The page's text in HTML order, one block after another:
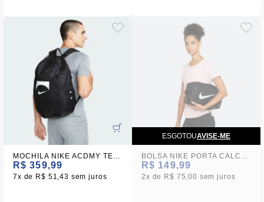
MOCHILA NIKE ACDMY TEAM BKPK 2.3
R$ 359,99
7x R$ 51,43 sem juros
ESGOTOUAVISE-ME
BOLSA NIKE PORTA CALCADOS BRSLA PRETA
R$ 149,99
2x R$ 75,00 sem juros